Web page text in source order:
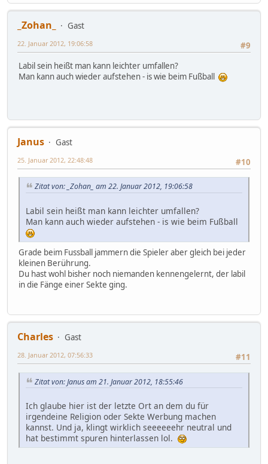
_Zohan_
Gast
#9
22. Januar 2012, 19:06:58
Labil sein heißt man kann leichter umfallen?
Man kann auch wieder aufstehen - is wie beim Fußball
Janus
Gast
#10
25. Januar 2012, 22:48:48
Zitat von: _Zohan_ am 22. Januar 2012, 19:06:58
Labil sein heißt man kann leichter umfallen?
Man kann auch wieder aufstehen - is wie beim Fußball
Grade beim Fussball jammern die Spieler aber gleich bei jeder
kleinen Berührung.
Du hast wohl bisher noch niemanden kennengelernt, der labil
in die Fänge einer Sekte ging.
Charles
Gast
#11
28. Januar 2012, 07:56:33
Zitat von: Janus am 21. Januar 2012, 18:55:46
Ich glaube hier ist der letzte Ort an dem du für
irgendeine Religion oder Sekte Werbung machen
kannst. Und ja, klingt wirklich seeeeeehr neutral und
hat bestimmt spuren hinterlassen lol.